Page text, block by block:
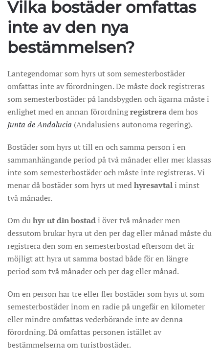
Vilka bostäder omfattas
inte av den nya
bestämmelsen?
Lantegendomar som hyrs ut som semesterbostäder
omfattas inte av förordningen. De måste dock registreras
som semesterbostäder på landsbygden och ägarna måste i
enlighet med en annan förordningregistreradem hos
Junta de Andalucia (Andalusiens autonoma regering).
Bostäder som hyrs ut till en och samma person i en
sammanhängande period på två månader eller mer klassas
inte som semesterbostäder och måste inte registreras. Vi
menar då bostäder som hyrs ut medhyresavtali minst
två månader.
Om duhyr ut din bostadi över två månader men
dessutom brukar hyra ut den per dag eller månad måste du
registrera den som en semesterbostad eftersom det är
möjligt att hyra ut samma bostad både för en längre
period som två månader och per dag eller månad.
Om en person har tre eller fler bostäder som hyrs ut som
semesterbostäder inom en radie på ungefär en kilometer
eller mindre omfattas vederbörande inte av denna
förordning. Då omfattas personen istället av
bestämmelserna om turistbostäder.